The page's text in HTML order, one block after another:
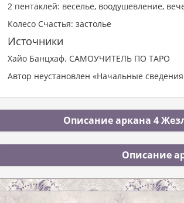
2 пентаклей: веселье, воодушевление,
Колесо Счастья: застолье
Источники
Хайо Банцхаф. САМОУЧИТЕЛЬ ПО ТАРО
Автор неустановлен «Начальные
Описание аркана 4
Описание